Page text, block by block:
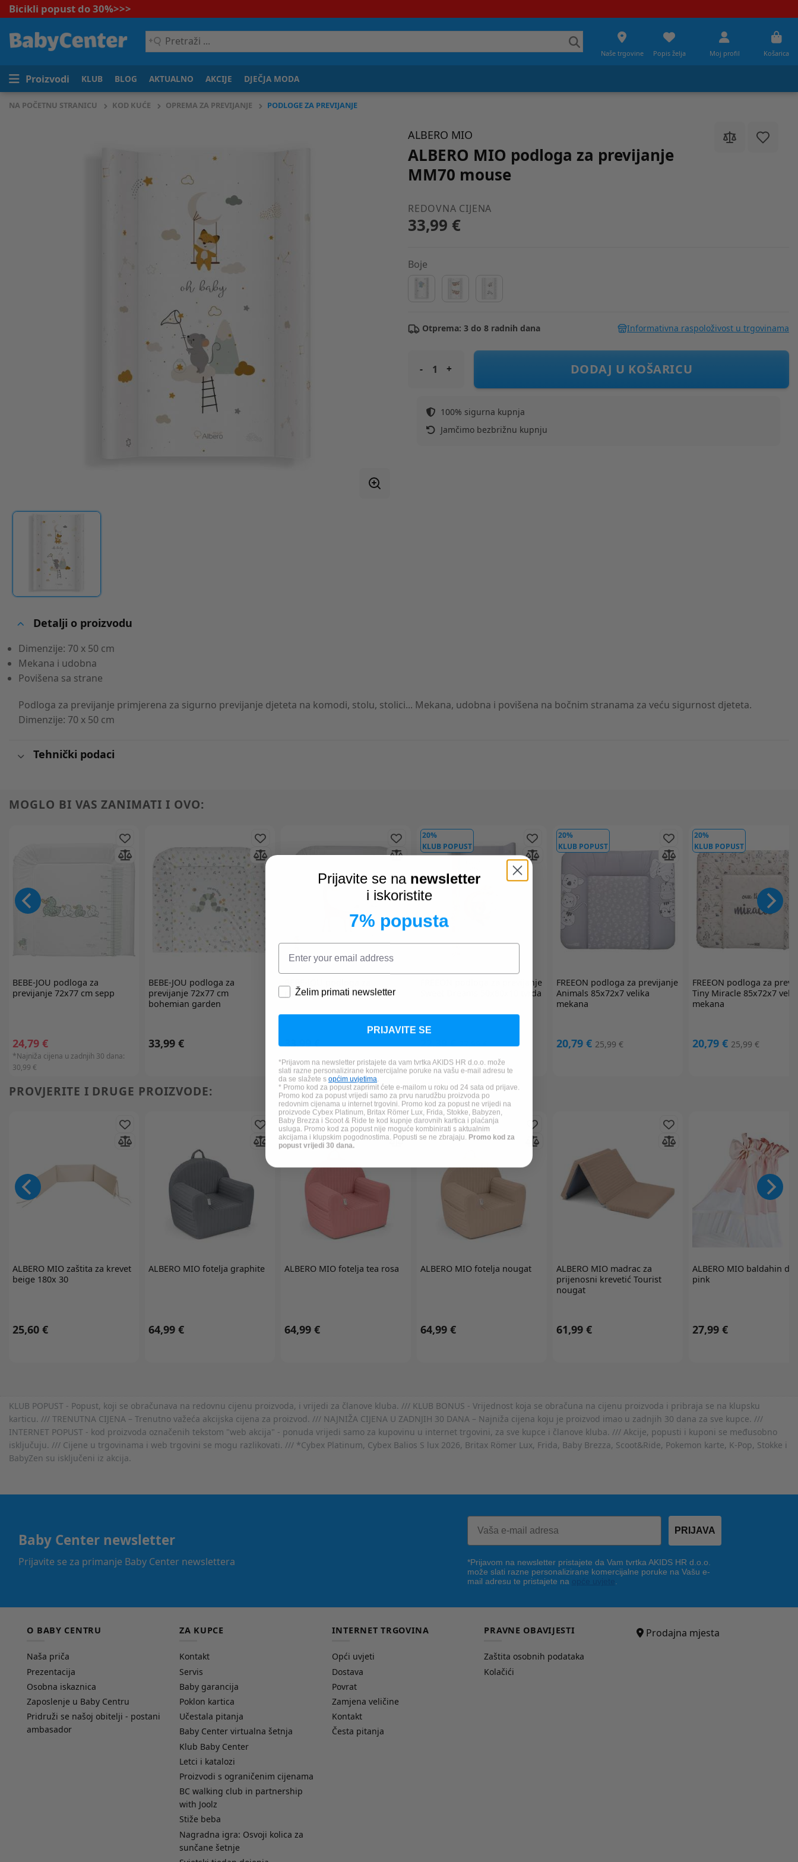
Bicikli popust do 30%>>>
Pretraži
...
Naše trgovine Popis želja Moj profil Košarica
Proizvodi KLUB BLOG AKTUALNO AKCIJE DJEČJA MODA
NA POČETNU STRANICU KOD KUĆE OPREMA ZA PREVIJANJE PODLOGE ZA PREVIJANJE
ALBERO MIO
ALBERO MIO podloga za previjanje
MM70 mouse
REDOVNA CIJENA
33,99 €
Boje
Otprema: 3 do 8 radnih dana Informativna raspoloživost u trgovinama
ALBERO MIO podloga za previjanje MM70 mouse
DODAJ U KOŠARICU
100% sigurna kupnja
Jamčimo bezbrižnu kupnju
Detalji o proizvodu
Dimenzije: 70 x 50 cm
Mekana i udobna
Povišena sa strane
Podloga za previjanje primjerena za sigurno previjanje djeteta na komodi, stolu, stolici... Mekana, udobna i povišena na bočnim stranama za veću sigurnost djeteta.
Dimenzije: 70 x 50 cm
Tehnički podaci
MOGLO BI VAS ZANIMATI I OVO:
BEBE-JOU podloga za
previjanje 72x77 cm sepp
24,79 €
*Najniža cijena u zadnjih 30 dana:
30,99 €
BEBE-JOU podloga za
previjanje 72x77 cm
bohemian garden
33,99 €
previjanje 72x77 cm steppe
33,99 €
20%
KLUB POPUST
podloga za previjanje
Sweet Dreams 50x80x10 tvrda
22,39 € 27,99 €
20%
KLUB POPUST
FREEON podloga za previjanje
Animals 85x72x7 velika
mekana
20,79 € 25,99 €
20%
KLUB POPUST
FREEON podloga za
Tiny Miracle 85x72x7
mekana
20,79 € 25,99 €
PROVJERITE I DRUGE PROIZVODE:
ALBERO MIOzaštita za krevet
beige 180x 30
25,60 €
ALBERO MIOfotelja graphite
64,99 €
ALBERO MIOfotelja tea rosa
64,99 €
ALBERO MIOfotelja nougat
64,99 €
ALBERO MIOmadrac za
prijenosni krevetić Tourist
nougat
61,99 €
ALBERO MIObaldahin
pink
27,99 €
KLUB POPUST - Popust, koji se obračunava na redovnu cijenu proizvoda, i vrijedi za članove kluba. /// KLUB BONUS - Vrijednost koja se obračuna na cijenu proizvoda i pribraja se na klupsku
karticu. /// TRENUTNA CIJENA – Trenutno važeća akcijska cijena za proizvod. /// NAJNIŽA CIJENA U ZADNJIH 30 DANA – Najniža cijena koju je proizvod imao u zadnjih 30 dana za sve kupce. ///
INTERNET POPUST - kod proizvoda označenih tekstom "web akcija" - ponuda vrijedi samo za kupovinu u internet trgovini, za sve kupce i članove kluba. /// Akcije, popusti i kuponi se međusobno
isključuju. /// Cijene u trgovinama i web trgovini se mogu razlikovati. /// *Cybex Platinum, Cybex Balios S lux 2026, Britax Römer Lux, Frida, Baby Brezza, Scoot&Ride, Pokemon karte, K-Pop, Stokke i
BabyZen su isključeni iz akcija.
Baby Center newsletter
Prijavite se za primanje Baby Center newslettera
PRIJAVA
*Prijavom na newsletter pristajete da Vam tvrtka AKIDS HR d.o.o.
može slati razne personalizirane komercijalne poruke na Vašu e-
mail adresu te pristajete na
.
O BABY CENTRU
Naša priča
Prezentacija
Osobna iskaznica
Zaposlenje u Baby Centru
Pridruži se našoj obitelji - postani
ambasador
ZA KUPCE
Kontakt
Servis
Baby garancija
Poklon kartica
Učestala pitanja
Baby Center virtualna šetnja
Klub Baby Center
Letci i katalozi
Proizvodi s ograničenim cijenama
BC walking club in partnership
with Joolz
Stiže beba
Nagradna igra: Osvoji kolica za
sunčane šetnje
INTERNET TRGOVINA
Opći uvjeti
Dostava
Povrat
Zamjena veličine
Kontakt
Česta pitanja
PRAVNE OBAVIJESTI
Zaštita osobnih podataka
Kolačići
Prodajna mjesta
Prijavite se na newsletter
i iskoristite
7% popusta
Želim primati newsletter
PRIJAVITE SE
*Prijavom na newsletter pristajete da vam tvrtka AKIDS HR d.o.o. može
slati razne personalizirane komercijalne poruke na vašu e-mail adresu te
da se slažete s općim uvjetima.
* Promo kod za popust zaprimit ćete e-mailom u roku od 24 sata od prijave.
Promo kod za popust vrijedi samo za prvu narudžbu proizvoda po
redovnim cijenama u internet trgovini. Promo kod za popust ne vrijedi na
proizvode Cybex Platinum, Britax Römer Lux, Frida, Stokke, Babyzen,
Baby Brezza i Scoot & Ride te kod kupnje darovnih kartica i plaćanja
usluga. Promo kod za popust nije moguće kombinirati s aktualnim
akcijama i klupskim pogodnostima. Popusti se ne zbrajaju. Promo kod za
popust vrijedi 30 dana.